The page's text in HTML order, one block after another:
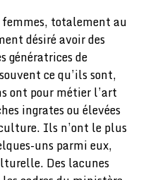
totalement au
désiré avoir des
génératrices de
ce qu’ils sont,
ont pour métier l’art
ingrates ou élevées
Ils n’ont le plus
uns parmi eux,
Des lacunes